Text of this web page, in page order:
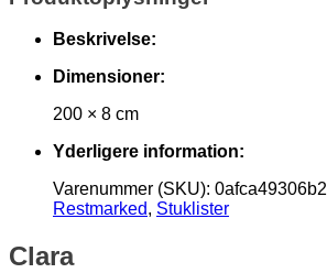
Beskrivelse:
Dimensioner:
200 × 8 cm
Yderligere information:
Varenummer (SKU): 0afca49306b2
Restmarked, Stuklister
Clara